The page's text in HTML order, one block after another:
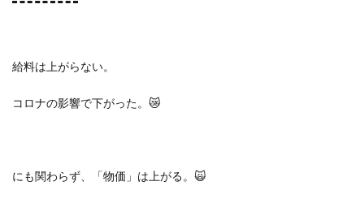
給料は上がらない。
コロナの影響で下がった。 😿
にも関わらず、「物価」は上がる。 🙀